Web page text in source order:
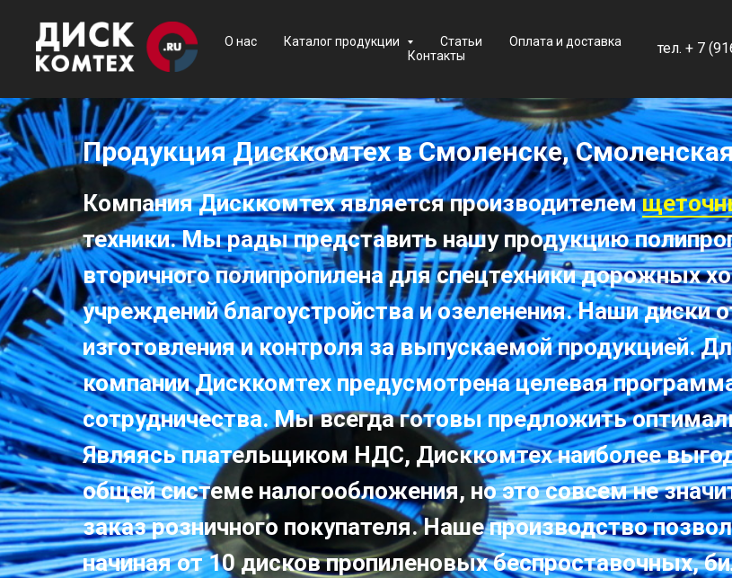
О нас Каталог продукции Статьи
Оплата и доставка
Контакты
тел. + 7 (
Продукция Дисккомтех в Смоленске,
Компания Дисккомтех является производителем
техники. Мы рады представить нашу продукцию
вторичного полипропилена для спецтехники дорожных
учреждений благоустройства и озеленения. Наши
изготовления и контроля за выпускаемой продукцией.
компании Дисккомтех предусмотрена целевая
сотрудничества. Мы всегда готовы предложить
Являясь плательщиком НДС, Дисккомтех наиболее
общей системе налогообложения, но это совсем не
заказ розничного покупателя. Наше производство
начиная от 10 дисков пропиленовых беспроставочных,